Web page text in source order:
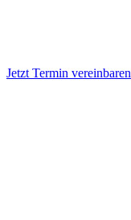
Jetzt Termin vereinbaren